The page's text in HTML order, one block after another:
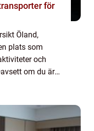
Öland,
plats som
och
om du är